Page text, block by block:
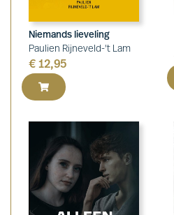
Niemands lieveling
Paulien Rijneveld-'t Lam
€ 12,95